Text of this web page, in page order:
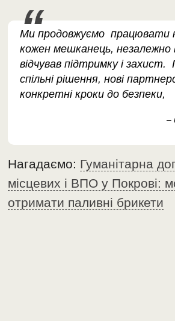
Ми продовжуємо працювати
кожен мешканець, незалежно
відчував підтримку і
спільні рішення, нові
конкретні кроки до безпеки,
–
Нагадаємо: Гуманітарна
місцевих і ВПО у Покрові:
отримати паливні брикети